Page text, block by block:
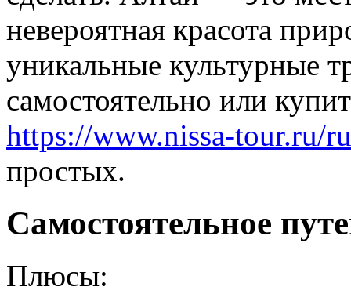
невероятная красота
уникальные культурные
самостоятельно или
https://www.nissa-tour.ru/
простых.
Самостоятельное
Плюсы: